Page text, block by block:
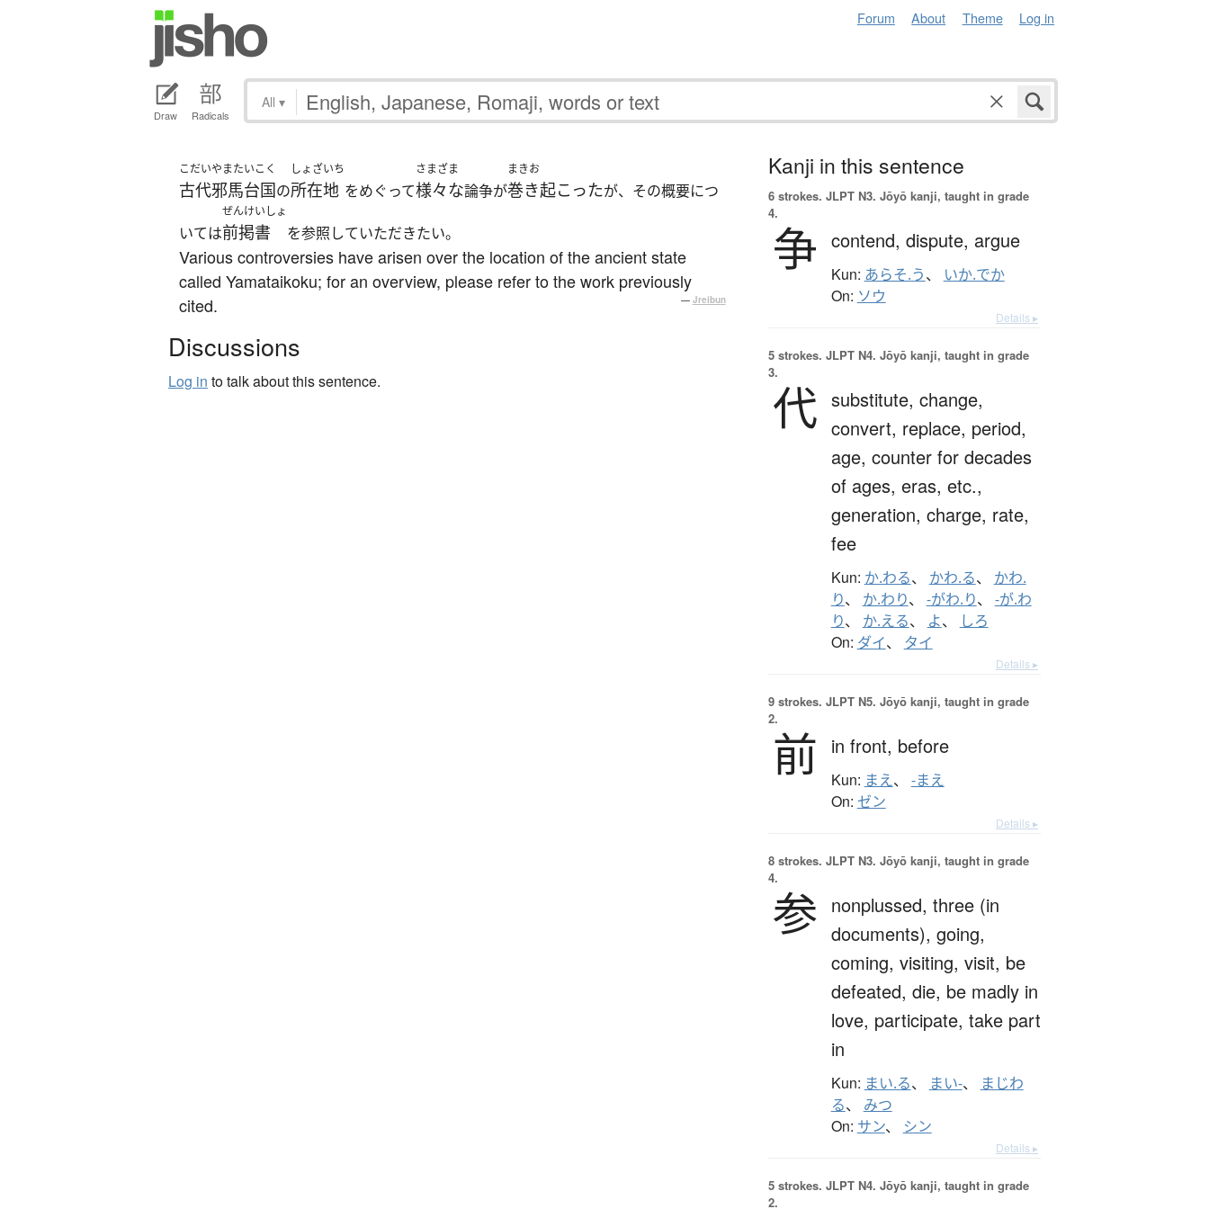
Forum About Theme Log in
Draw Radicals
All ▾
こだい
古代
やまたいこく
邪馬台国の
しょざいち
所在地 をめぐって
さまざま
様々な論争が
まきお
巻き起こったが、その概要につ
いては
ぜんけいしょ
前掲書 を参照していただきたい。
Various controversies have arisen over the location of the ancient state
called Yamataikoku; for an overview, please refer to the work previously
cited.
— Jreibun
Discussions
Log in to talk about this sentence.
Kanji in this sentence
6 strokes. JLPT N3. Jōyō kanji, taught in grade
4.
争 contend, dispute, argue
Kun: あらそ.う、 いか.でか
On: ソウ
Details ▸
5 strokes. JLPT N4. Jōyō kanji, taught in grade
3.
代 substitute, change,
convert, replace, period,
age, counter for decades
of ages, eras, etc.,
generation, charge, rate,
fee
Kun: か.わる、 かわ.る、 かわ.
り、 か.わり、 -がわ.り、 -が.わ
り、 か.える、 よ、 しろ
On: ダイ、 タイ
Details ▸
9 strokes. JLPT N5. Jōyō kanji, taught in grade
2.
前 in front, before
Kun: まえ、 -まえ
On: ゼン
Details ▸
8 strokes. JLPT N3. Jōyō kanji, taught in grade
4.
参 nonplussed, three (in
documents), going,
coming, visiting, visit, be
defeated, die, be madly in
love, participate, take part
in
Kun: まい.る、 まい-、
まじわ
る、 みつ
On: サン、 シン
Details ▸
5 strokes. JLPT N4. Jōyō kanji, taught in grade
2.